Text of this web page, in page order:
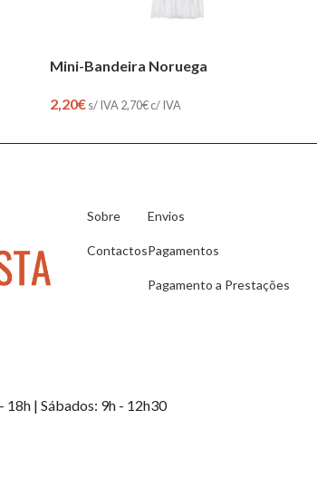
Mini-Bandeira Noruega
2,20€s/ IVA 2,70€c/ IVA
Sobre
Contactos
Envios
Pagamentos
Pagamento a Prestações
18h | Sábados: 9h - 12h30